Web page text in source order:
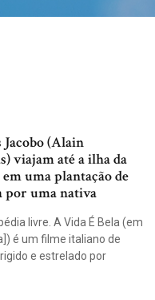
Jacobo (Alain
viajam até a ilha da
uma plantação de
por uma nativa
livre. A Vida É Bela (em
é um filme italiano de
e estrelado por